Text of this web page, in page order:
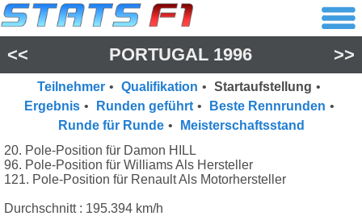
<< PORTUGAL 1996 >>
Teilnehmer • Qualifikation • Startaufstellung •
Ergebnis • Runden geführt • Beste Rennrunden •
Runde für Runde •
Meisterschaftsstand
20. Pole-Position für Damon HILL
96. Pole-Position für Williams Als Hersteller
121. Pole-Position für Renault Als Motorhersteller
Durchschnitt : 195.394 km/h